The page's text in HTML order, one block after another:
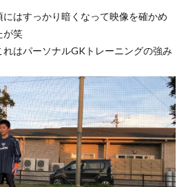
はすっかり暗くなって映像を確かめ
が笑
はパーソナルGKトレーニングの強み